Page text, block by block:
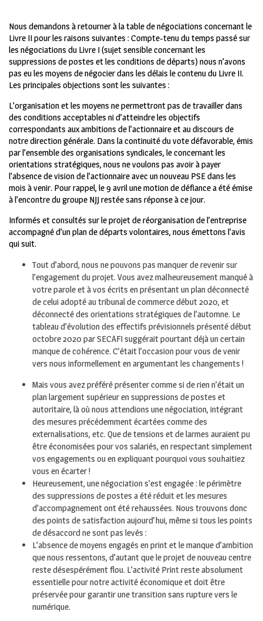
Nous demandons à retourner à la table de négociations concernant le
Livre II pour les raisons suivantes : Compte-tenu du temps passé sur
les négociations du Livre I (sujet sensible concernant les
suppressions de postes et les conditions de départs) nous n’avons
pas eu les moyens de négocier dans les délais le contenu du Livre II.
Les principales objections sont les suivantes :
L’organisation et les moyens ne permettront pas de travailler dans
des conditions acceptables ni d’atteindre les objectifs
correspondants aux ambitions de l’actionnaire et au discours de
notre direction générale. Dans la continuité du vote défavorable, émis
par l’ensemble des organisations syndicales, le concernant les
orientations stratégiques, nous ne voulons pas avoir à payer
l’absence de vision de l’actionnaire avec un nouveau PSE dans les
mois à venir. Pour rappel, le 9 avril une motion de défiance a été émise
à l’encontre du groupe NJJ restée sans réponse à ce jour.
Informés et consultés sur le projet de réorganisation de l’entreprise
accompagné d’un plan de départs volontaires, nous émettons l’avis
qui suit.
Tout d’abord, nous ne pouvons pas manquer de revenir sur
l’engagement du projet. Vous avez malheureusement manqué à
votre parole et à vos écrits en présentant un plan déconnecté
de celui adopté au tribunal de commerce début 2020, et
déconnecté des orientations stratégiques de l’automne. Le
tableau d’évolution des effectifs prévisionnels présenté début
octobre 2020 par SECAFI suggérait pourtant déjà un certain
manque de cohérence. C’était l’occasion pour vous de venir
vers nous informellement en argumentant les changements !
Mais vous avez préféré présenter comme si de rien n’était un
plan largement supérieur en suppressions de postes et
autoritaire, là où nous attendions une négociation, intégrant
des mesures précédemment écartées comme des
externalisations, etc. Que de tensions et de larmes auraient pu
être économisées pour vos salariés, en respectant simplement
vos engagements ou en expliquant pourquoi vous souhaitiez
vous en écarter !
Heureusement, une négociation s’est engagée : le périmètre
des suppressions de postes a été réduit et les mesures
d’accompagnement ont été rehaussées. Nous trouvons donc
des points de satisfaction aujourd’hui, même si tous les points
de désaccord ne sont pas levés :
L’absence de moyens engagés en print et le manque d’ambition
que nous ressentons, d’autant que le projet de nouveau centre
reste désespérément flou. L’activité Print reste absolument
essentielle pour notre activité économique et doit être
préservée pour garantir une transition sans rupture vers le
numérique.